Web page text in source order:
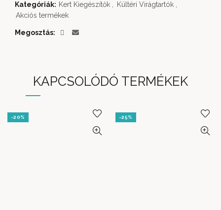
Kategóriák: Kert Kiegészítők Kültéri Virágtartók
Akciós termékek
Megosztás
KAPCSOLÓDÓ TERMÉKEK
-20% -25%